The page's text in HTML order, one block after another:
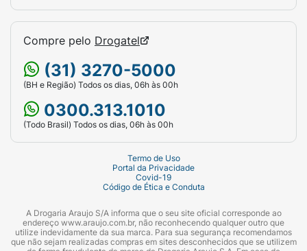
Compre pelo Drogatel
(31) 3270-5000
(BH e Região) Todos os dias, 06h às 00h
0300.313.1010
(Todo Brasil) Todos os dias, 06h às 00h
Termo de Uso
Portal da Privacidade
Covid-19
Código de Ética e Conduta
A Drogaria Araujo S/A informa que o seu site oficial corresponde ao
endereço www.araujo.com.br, não reconhecendo qualquer outro que
utilize indevidamente da sua marca. Para sua segurança recomendamos
que não sejam realizadas compras em sites desconhecidos que se utilizem